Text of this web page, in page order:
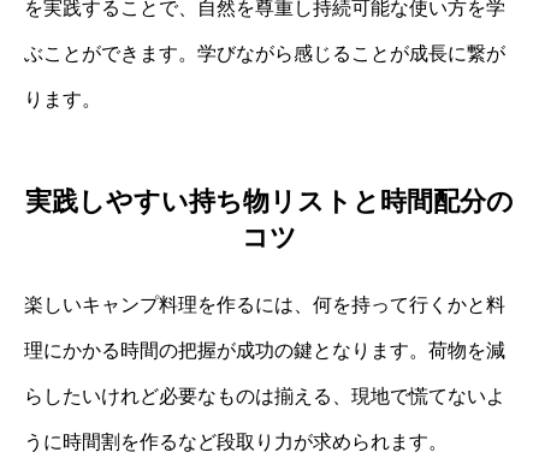
を実践することで、自然を尊重し持続可能な使い方を学
ぶことができます。学びながら感じることが成長に繋が
ります。
実践しやすい持ち物リストと時間配分の
コツ
楽しいキャンプ料理を作るには、何を持って行くかと料
理にかかる時間の把握が成功の鍵となります。荷物を減
らしたいけれど必要なものは揃える、現地で慌てないよ
うに時間割を作るなど段取り力が求められます。